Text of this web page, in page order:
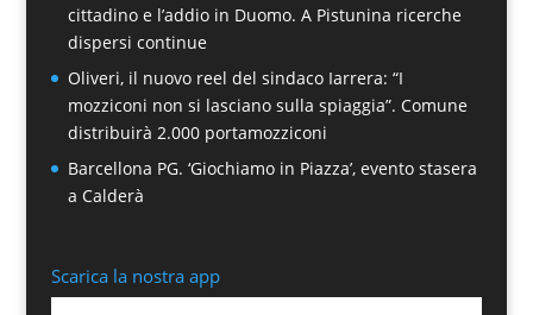
cittadino e l’addio in Duomo. A Pistunina ricerche
dispersi continue
Oliveri, il nuovo reel del sindaco Iarrera: “I
mozziconi non si lasciano sulla spiaggia”. Comune
distribuirà 2.000 portamozziconi
Barcellona PG. ‘Giochiamo in Piazza’, evento stasera
a Calderà
Scarica la nostra app